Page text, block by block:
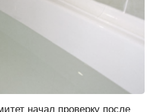
начал проверку после